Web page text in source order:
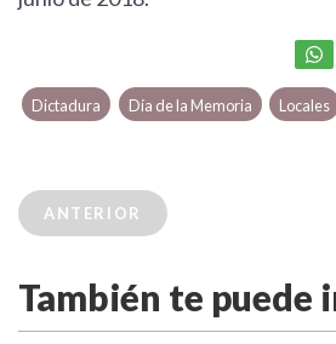
Dictadura Día de la Memoria Locales
ANTERIOR
También te puede